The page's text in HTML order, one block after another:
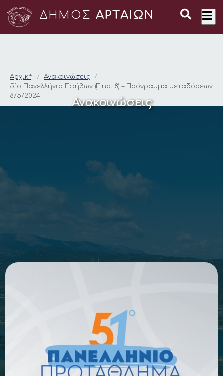
ΔΗΜΟΣ ΑΡΤΑΙΩΝ
51ο Πανελλήνιο
Αρχική
Ανακοινώσεις
51ο Πανελλήνιο Εφήβων (Final 8) – Πρόγραμμα μεταδόσεων
8/5/2024
Ανακοινώσεις